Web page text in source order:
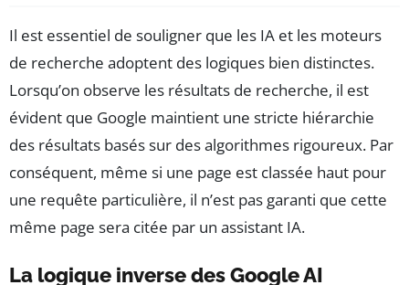
Il est essentiel de souligner que les IA et les moteurs
de recherche adoptent des logiques bien distinctes.
Lorsqu’on observe les résultats de recherche, il est
évident que Google maintient une stricte hiérarchie
des résultats basés sur des algorithmes rigoureux. Par
conséquent, même si une page est classée haut pour
une requête particulière, il n’est pas garanti que cette
même page sera citée par un assistant IA.
La logique inverse des Google AI